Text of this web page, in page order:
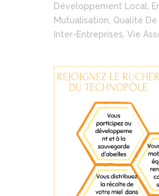
Développement Local
Mutualisation Qualité De
Inter-Entreprises Vie